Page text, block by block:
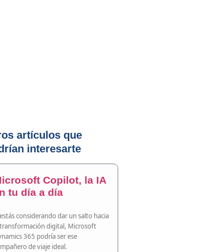
artículos que
interesarte
Copilot, la IA
tu día a día
considerando dar un salto hacia
digital, Microsoft
365 podría ser ese
de viaje ideal.